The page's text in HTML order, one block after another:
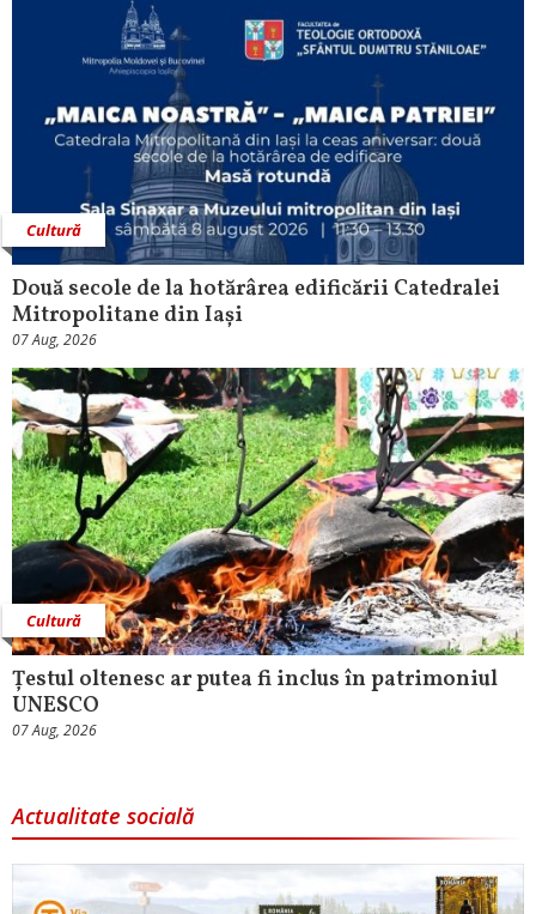
Cultură
Două secole de la hotărârea edificării Catedralei
Mitropolitane din Iași
07 Aug, 2026
Cultură
Țestul oltenesc ar putea fi inclus în patrimoniul
UNESCO
07 Aug, 2026
Actualitate socială